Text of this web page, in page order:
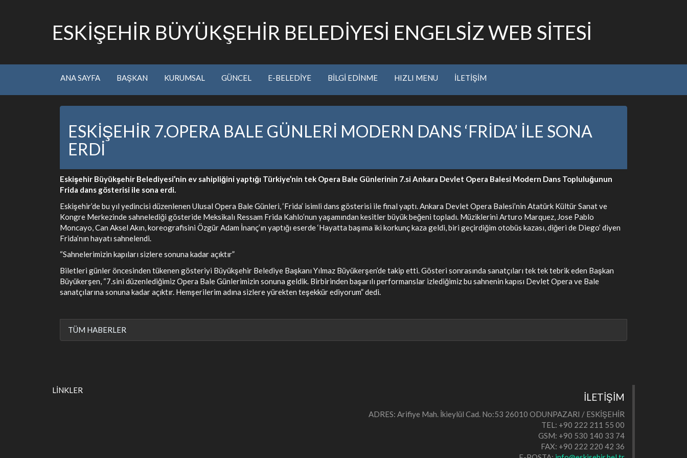
ESKİŞEHİR BÜYÜKŞEHİR BELEDİYESİ ENGELSİZ WEB SİTESİ
ANA SAYFA BAŞKAN KURUMSAL GÜNCEL E-BELEDİYE BİLGİ EDİNME HIZLI MENU İLETİŞİM
ESKİŞEHİR 7.OPERA BALE GÜNLERİ MODERN DANS ‘FRİDA’ İLE SONA
ERDİ
Eskişehir Büyükşehir Belediyesi’nin ev sahipliğini yaptığı Türkiye’nin tek Opera Bale Günlerinin 7.si Ankara Devlet Opera Balesi Modern Dans Topluluğunun
Frida dans gösterisi ile sona erdi.
Eskişehir’de bu yıl yedincisi düzenlenen Ulusal Opera Bale Günleri, ‘Frida’ isimli dans gösterisi ile final yaptı. Ankara Devlet Opera Balesi’nin Atatürk Kültür Sanat ve
Kongre Merkezinde sahnelediği gösteride Meksikalı Ressam Frida Kahlo’nun yaşamından kesitler büyük beğeni topladı. Müziklerini Arturo Marquez, Jose Pablo
Moncayo, Can Aksel Akın, koreografisini Özgür Adam İnanç’ın yaptığı eserde ‘Hayatta başıma iki korkunç kaza geldi, biri geçirdiğim otobüs kazası, diğeri de Diego’ diyen
Frida’nın hayatı sahnelendi.
“Sahnelerimizin kapıları sizlere sonuna kadar açıktır”
Biletleri günler öncesinden tükenen gösteriyi Büyükşehir Belediye Başkanı Yılmaz Büyükerşen’de takip etti. Gösteri sonrasında sanatçıları tek tek tebrik eden Başkan
Büyükerşen, “7.sini düzenlediğimiz Opera Bale Günlerimizin sonuna geldik. Birbirinden başarılı performanslar izlediğimiz bu sahnenin kapısı Devlet Opera ve Bale
sanatçılarına sonuna kadar açıktır. Hemşerilerim adına sizlere yürekten teşekkür ediyorum” dedi.
TÜM HABERLER
LİNKLER
İLETİŞİM
ADRES: Arifiye Mah. İkieylül Cad. No:53 26010 ODUNPAZARI / ESKİŞEHİR
TEL: +90 222 211 55 00
GSM: +90 530 140 33 74
FAX: +90 222 220 42 36